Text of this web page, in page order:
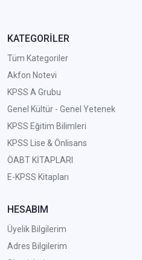
KATEGORİLER
Tüm Kategoriler
Akfon Notevi
KPSS A Grubu
Genel Kültür - Genel Yetenek
KPSS Eğitim Bilimleri
KPSS Lise & Önlisans
ÖABT KİTAPLARI
E-KPSS Kitapları
HESABIM
Üyelik Bilgilerim
Adres Bilgilerim